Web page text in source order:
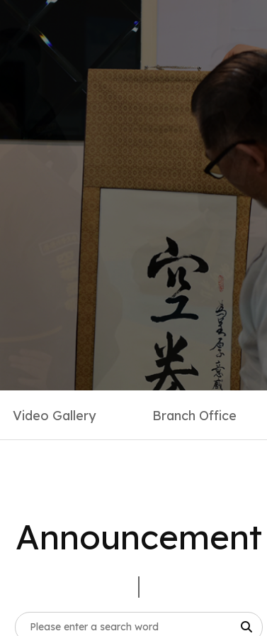
Video Gallery Branch Office
Announcement